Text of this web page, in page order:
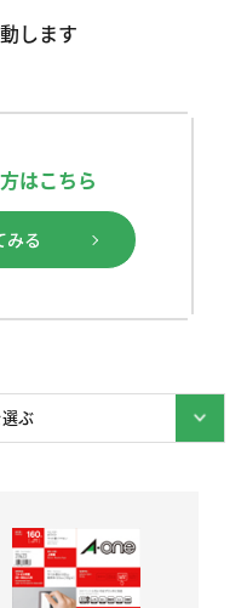
します
はこちら
みる